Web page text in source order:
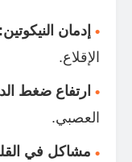
إدمان النيكوتين:
الإقلاع.
ارتفاع ضغط
العصبي.
مشاكل في